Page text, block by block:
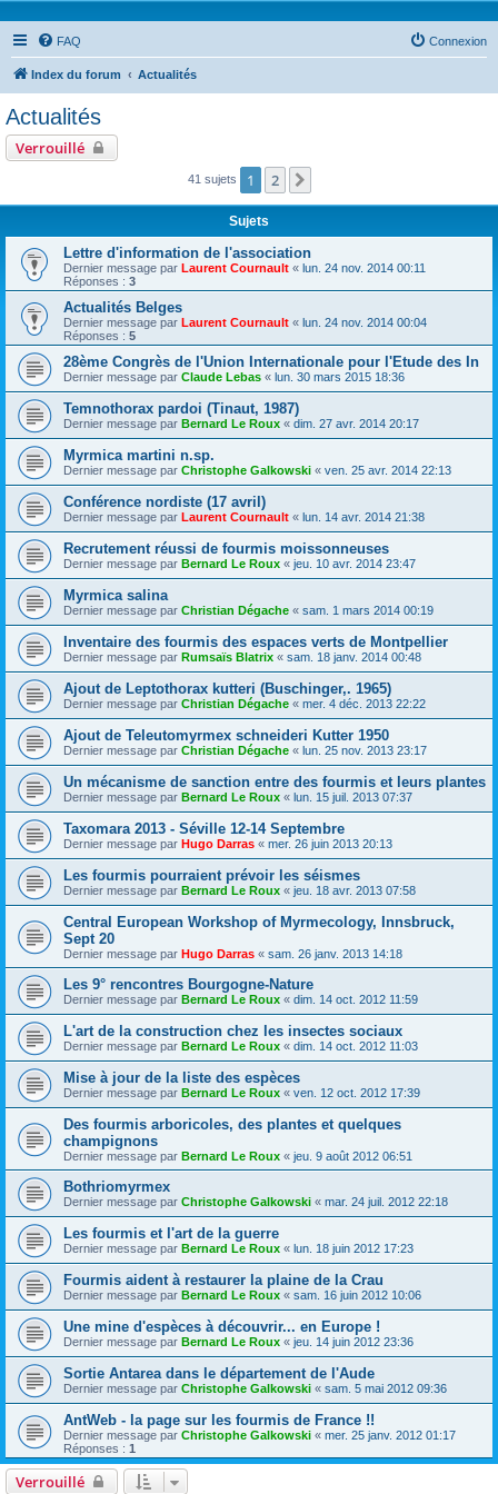
FAQ Connexion
Index du forum Actualités
Actualités
Verrouillé
41 sujets 1 2
Sujets
Lettre d'information de l'association
Dernier message par Laurent Cournault « lun. 24 nov. 2014 00:11
Réponses : 3
Actualités Belges
Dernier message par Laurent Cournault « lun. 24 nov. 2014 00:04
Réponses : 5
28ème Congrès de l'Union Internationale pour l'Etude des In
Dernier message par Claude Lebas « lun. 30 mars 2015 18:36
Temnothorax pardoi (Tinaut, 1987)
Dernier message par Bernard Le Roux « dim. 27 avr. 2014 20:17
Myrmica martini n.sp.
Dernier message par Christophe Galkowski « ven. 25 avr. 2014 22:13
Conférence nordiste (17 avril)
Dernier message par Laurent Cournault « lun. 14 avr. 2014 21:38
Recrutement réussi de fourmis moissonneuses
Dernier message par Bernard Le Roux « jeu. 10 avr. 2014 23:47
Myrmica salina
Dernier message par Christian Dégache « sam. 1 mars 2014 00:19
Inventaire des fourmis des espaces verts de Montpellier
Dernier message par Rumsaïs Blatrix « sam. 18 janv. 2014 00:48
Ajout de Leptothorax kutteri (Buschinger,. 1965)
Dernier message par Christian Dégache « mer. 4 déc. 2013 22:22
Ajout de Teleutomyrmex schneideri Kutter 1950
Dernier message par Christian Dégache « lun. 25 nov. 2013 23:17
Un mécanisme de sanction entre des fourmis et leurs plantes
Dernier message par Bernard Le Roux « lun. 15 juil. 2013 07:37
Taxomara 2013 - Séville 12-14 Septembre
Dernier message par Hugo Darras « mer. 26 juin 2013 20:13
Les fourmis pourraient prévoir les séismes
Dernier message par Bernard Le Roux « jeu. 18 avr. 2013 07:58
Central European Workshop of Myrmecology, Innsbruck,
Sept 20
Dernier message par Hugo Darras « sam. 26 janv. 2013 14:18
Les 9° rencontres Bourgogne-Nature
Dernier message par Bernard Le Roux « dim. 14 oct. 2012 11:59
L'art de la construction chez les insectes sociaux
Dernier message par Bernard Le Roux « dim. 14 oct. 2012 11:03
Mise à jour de la liste des espèces
Dernier message par Bernard Le Roux « ven. 12 oct. 2012 17:39
Des fourmis arboricoles, des plantes et quelques
champignons
Dernier message par Bernard Le Roux « jeu. 9 août 2012 06:51
Bothriomyrmex
Dernier message par Christophe Galkowski « mar. 24 juil. 2012 22:18
Les fourmis et l'art de la guerre
Dernier message par Bernard Le Roux « lun. 18 juin 2012 17:23
Fourmis aident à restaurer la plaine de la Crau
Dernier message par Bernard Le Roux « sam. 16 juin 2012 10:06
Une mine d'espèces à découvrir... en Europe !
Dernier message par Bernard Le Roux « jeu. 14 juin 2012 23:36
Sortie Antarea dans le département de l'Aude
Dernier message par Christophe Galkowski « sam. 5 mai 2012 09:36
AntWeb - la page sur les fourmis de France !!
Dernier message par Christophe Galkowski « mer. 25 janv. 2012 01:17
Réponses : 1
Verrouillé